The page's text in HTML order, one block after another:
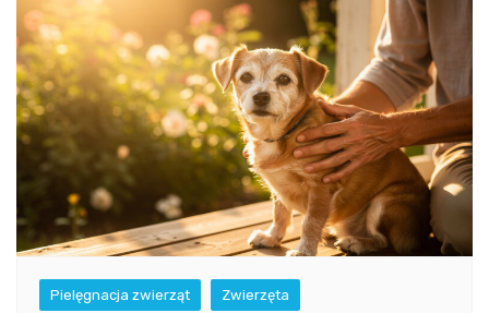
Pielęgnacja zwierząt Zwierzęta